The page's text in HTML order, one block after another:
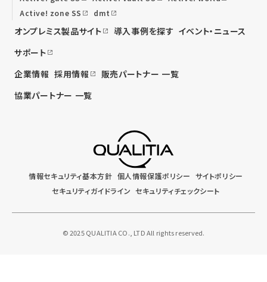
Active! zone SS
dmt
オンプレミス製品サイト 導入事例を探す イベント・ニュース
サポート
企業情報 採用情報
販売パートナー 一覧
協業パートナー 一覧
情報セキュリティ基本方針 個人情報保護ポリシー サイトポリシー
セキュリティガイドライン セキュリティチェックシート
© 2025 QUALITIA CO., LTD All rights reserved.